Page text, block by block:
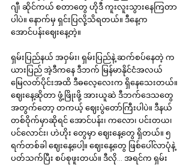
ဂျီ၊ ဆိုင်ကယ် စတာတွေ ဟိုဒီ ကူးလူးသွားနေကြတာ
ပါပဲ။ နောက်မှ ရှင်းပြလို့သိရတယ်။ ဒီနေ့က
အောင်ပန်းဈေးနေ့တဲ့။
ရှမ်းပြည်နယ် အဝှမ်း၊ ရှမ်းပြည်နဲ့ ဆက်စပ်နေတဲ့ က
ယားပြည် အဲ့ဒီကနေ ဒီဘက် မြန်မာနိုင်ငံအလယ်
မြေလတ်ပိုင်းအထိ ဒီဓလေ့လေးက ရှိနေသေးတယ်။
ဈေးနေ့ဆိုတာ ဖွံ့ဖြိုးဖို့ အားယူဆဲ ဒီဘက်ဒေသတွေ
အတွက်တော့ တကယ့် ဈေးပွဲတော်ကြီးပါပဲ။ ဒီနယ်
တစ်ဝိုက်မှာဆိုရင် အောင်ပန်း၊ ကလော၊ ပင်းတယ၊
ပင်လောင်း၊ ဟဲဟိုး တွေမှာ ဈေးနေ့တွေ ရှိတယ်။ ၅
ရက်တစ်ခါ ဈေးနေ့ပေါ့။ ဈေးနေ့တွေ ဖြစ်ပေါ်လာပုံနဲ့
ပတ်သက်ပြီး စပ်စုဖူးတယ်။ ဒီလို... အရင်က ရှမ်း